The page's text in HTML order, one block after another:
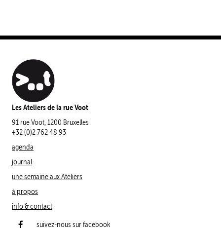
Les Ateliers de la rue Voot
91 rue Voot, 1200 Bruxelles
+32 (0)2 762 48 93
agenda
journal
une semaine aux Ateliers
à propos
info & contact
suivez-nous sur facebook